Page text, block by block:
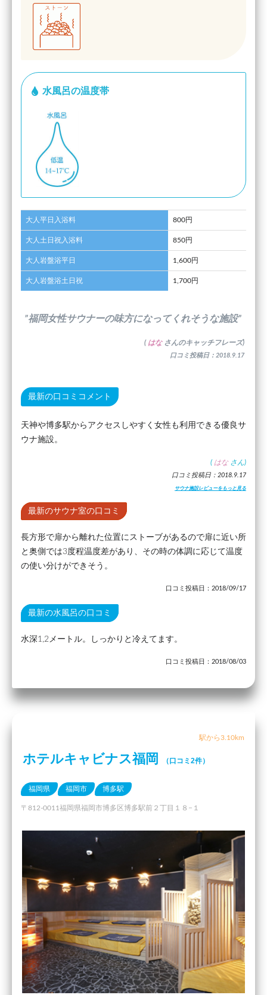
水風呂の温度帯
大人平日入浴料 800円
大人土日祝入浴料 850円
大人岩盤浴平日 1,600円
大人岩盤浴土日祝 1,700円
”福岡女性サウナーの味方になってくれそうな施設”
( はな さんのキャッチフレーズ)
口コミ投稿日：2018.9.17
最新の口コミコメント
天神や博多駅からアクセスしやすく女性も利用できる優良サ
ウナ施設。
( はな さん)
口コミ投稿日：2018.9.17
サウナ施設レビューをもっと見る
最新のサウナ室の口コミ
長方形で扉から離れた位置にストーブがあるので扉に近い所
と奥側では3度程温度差があり、その時の体調に応じて温度
の使い分けができそう。
口コミ投稿日：2018/09/17
最新の水風呂の口コミ
水深1,2メートル。しっかりと冷えてます。
口コミ投稿日：2018/08/03
駅から3.10km
ホテルキャビナス福岡 （口コミ2件）
福岡県 福岡市 博多駅
〒812-0011福岡県福岡市博多区博多駅前２丁目１８−１